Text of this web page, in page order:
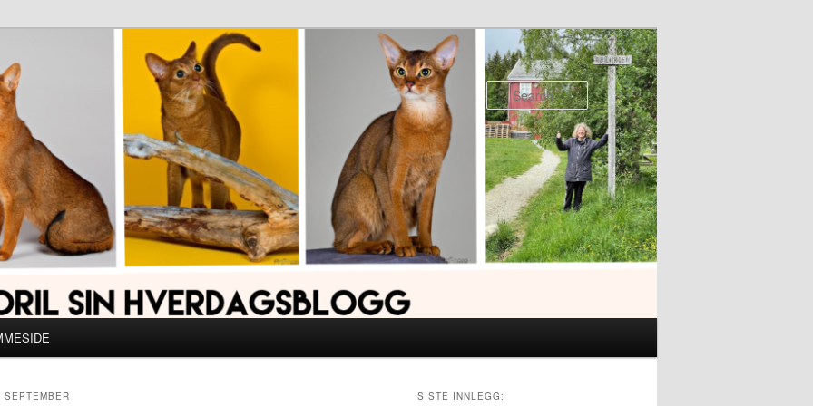
Search
SISTE INNLEGG: